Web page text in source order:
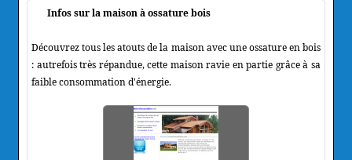
Infos sur la maison à ossature bois
Découvrez tous les atouts de la maison avec une ossature en bois
: autrefois très répandue, cette maison ravie en partie grâce à sa
faible consommation d'énergie.